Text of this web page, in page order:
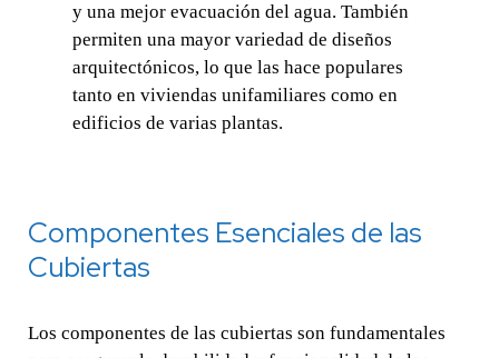
y una mejor evacuación del agua. También
permiten una mayor variedad de diseños
arquitectónicos, lo que las hace populares
tanto en viviendas unifamiliares como en
edificios de varias plantas.
Componentes Esenciales de las
Cubiertas
Los componentes de las cubiertas son fundamentales